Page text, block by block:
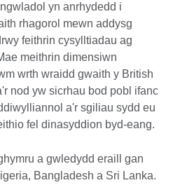
yn anrhydedd i
rhagorol mewn addysg
feithrin cysylltiadau ag
meithrin dimensiwn
wrth wraidd gwaith y British
nod yw sicrhau bod pobl ifanc
a'r sgiliau sydd eu
fel dinasyddion byd-eang.
a gwledydd eraill gan
Bangladesh a Sri Lanka.